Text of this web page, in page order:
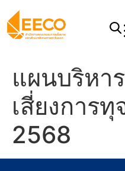
แผนบริหา
เสี่ยงการ
2568